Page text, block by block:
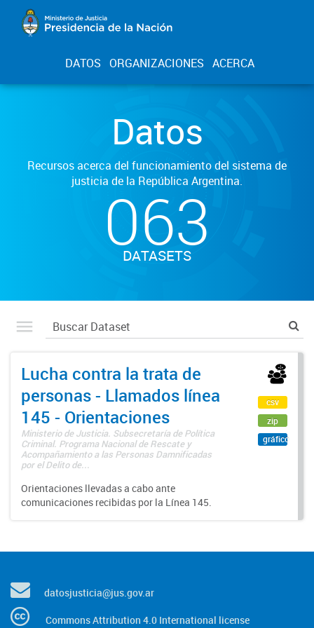
DATOS ORGANIZACIONES ACERCA
Datos
Recursos acerca del funcionamiento del sistema de
justicia de la República Argentina.
063
DATASETS
Lucha contra la trata de
personas - Llamados línea
145 - Orientaciones
Ministerio de Justicia. Subsecretaría de Política
Criminal. Programa Nacional de Rescate y
Acompañamiento a las Personas Damnificadas
por el Delito de...
Orientaciones llevadas a cabo ante
comunicaciones recibidas por la Línea 145.
csv
zip
gráfico
datosjusticia@jus.gov.ar
Commons Attribution 4.0 International license